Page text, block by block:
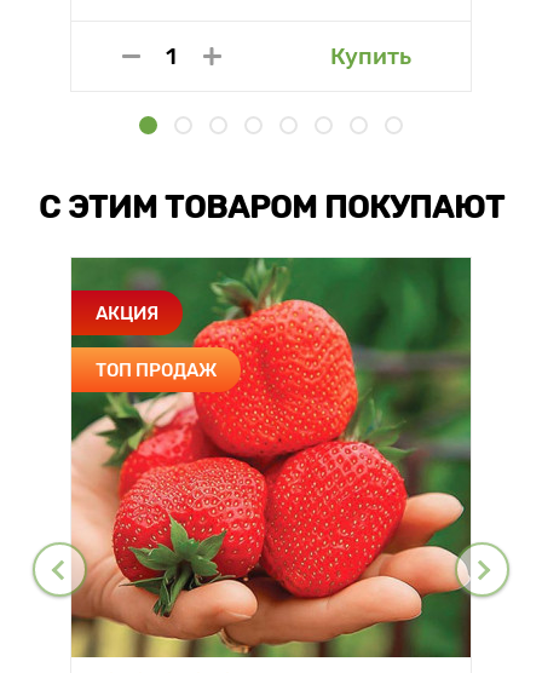
Купить
С ЭТИМ ТОВАРОМ ПОКУПАЮТ
АКЦИЯ
ТОП ПРОДАЖ